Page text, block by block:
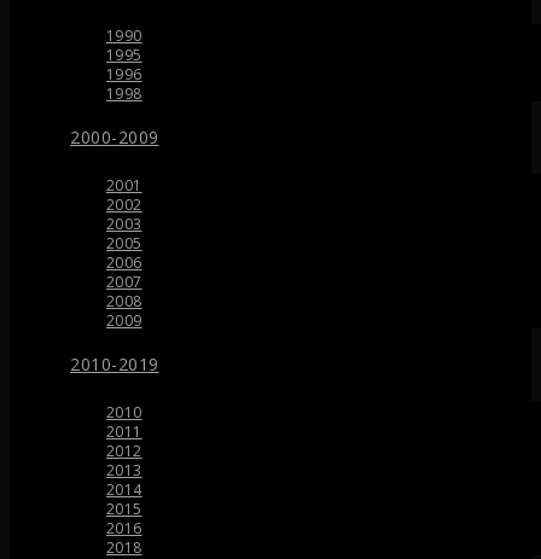
1990
1995
1996
1998
2000-2009
2001
2002
2003
2005
2006
2007
2008
2009
2010-2019
2010
2011
2012
2013
2014
2015
2016
2018